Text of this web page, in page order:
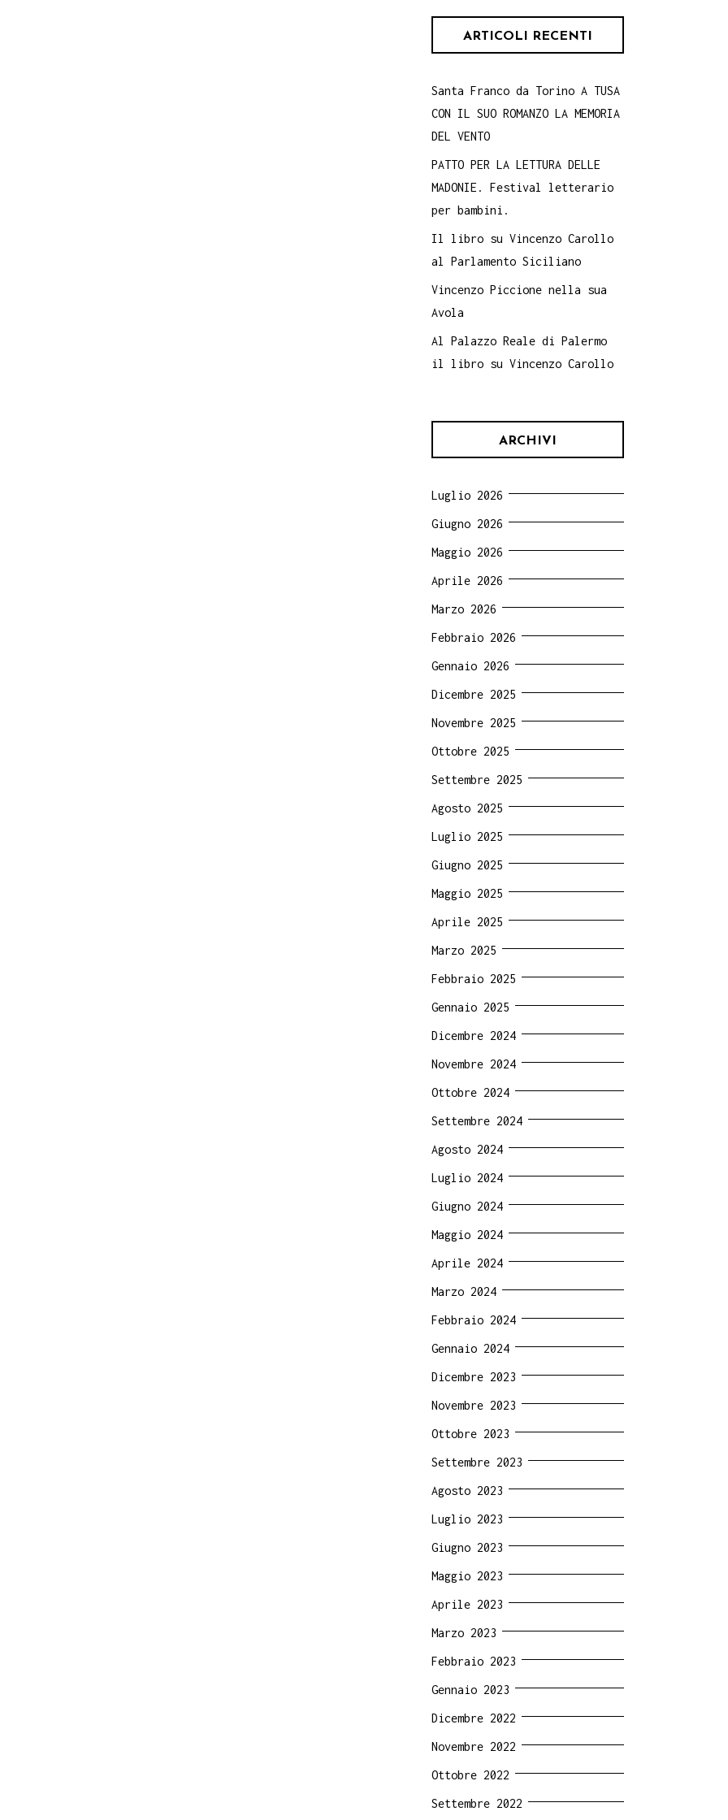
ARTICOLI RECENTI
Santa Franco da Torino A TUSA
CON IL SUO ROMANZO LA MEMORIA
DEL VENTO
PATTO PER LA LETTURA DELLE
MADONIE. Festival letterario
per bambini.
Il libro su Vincenzo Carollo
al Parlamento Siciliano
Vincenzo Piccione nella sua
Avola
Al Palazzo Reale di Palermo
il libro su Vincenzo Carollo
ARCHIVI
Luglio 2026
Giugno 2026
Maggio 2026
Aprile 2026
Marzo 2026
Febbraio 2026
Gennaio 2026
Dicembre 2025
Novembre 2025
Ottobre 2025
Settembre 2025
Agosto 2025
Luglio 2025
Giugno 2025
Maggio 2025
Aprile 2025
Marzo 2025
Febbraio 2025
Gennaio 2025
Dicembre 2024
Novembre 2024
Ottobre 2024
Settembre 2024
Agosto 2024
Luglio 2024
Giugno 2024
Maggio 2024
Aprile 2024
Marzo 2024
Febbraio 2024
Gennaio 2024
Dicembre 2023
Novembre 2023
Ottobre 2023
Settembre 2023
Agosto 2023
Luglio 2023
Giugno 2023
Maggio 2023
Aprile 2023
Marzo 2023
Febbraio 2023
Gennaio 2023
Dicembre 2022
Novembre 2022
Ottobre 2022
Settembre 2022